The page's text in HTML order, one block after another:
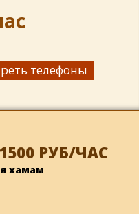
телефоны
РУБ/ЧАС
хамам